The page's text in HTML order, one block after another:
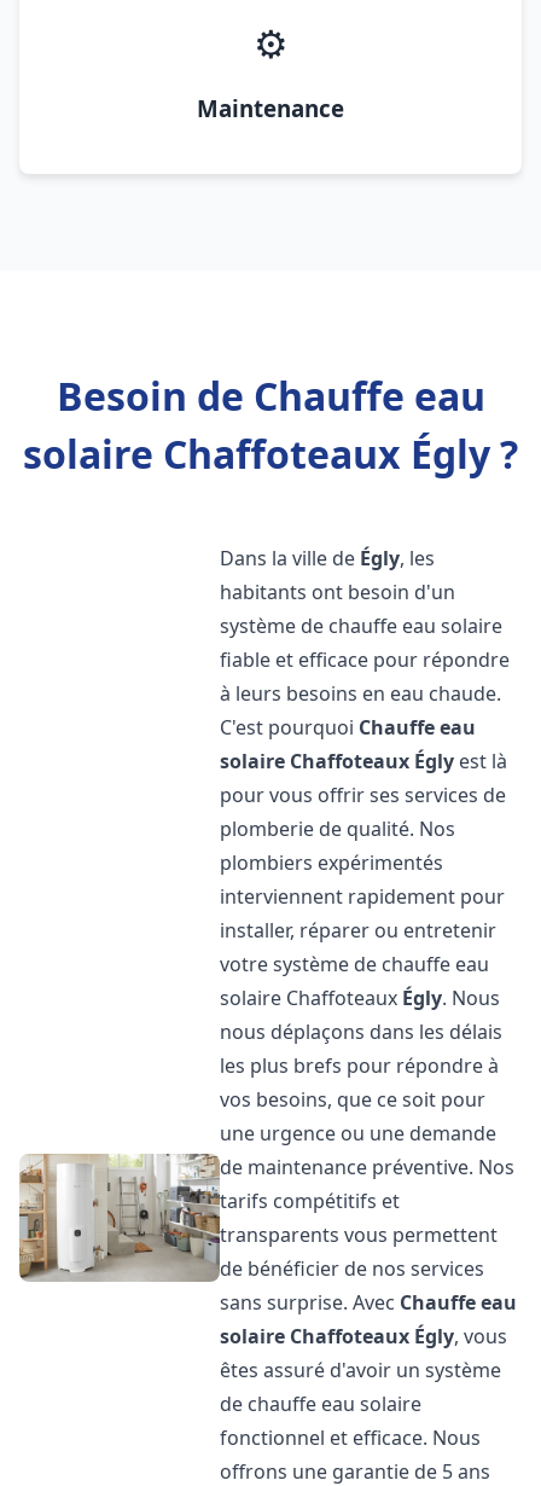
⚙️
Maintenance
Besoin de Chauffe eau
solaire Chaffoteaux Égly ?
Dans la ville de Égly, les
habitants ont besoin d'un
système de chauffe eau solaire
fiable et efficace pour répondre
à leurs besoins en eau chaude.
C'est pourquoi Chauffe eau
solaire Chaffoteaux Égly est là
pour vous offrir ses services de
plomberie de qualité. Nos
plombiers expérimentés
interviennent rapidement pour
installer, réparer ou entretenir
votre système de chauffe eau
solaire Chaffoteaux Égly. Nous
nous déplaçons dans les délais
les plus brefs pour répondre à
vos besoins, que ce soit pour
une urgence ou une demande
de maintenance préventive. Nos
tarifs compétitifs et
transparents vous permettent
de bénéficier de nos services
sans surprise. Avec Chauffe eau
solaire Chaffoteaux Égly, vous
êtes assuré d'avoir un système
de chauffe eau solaire
fonctionnel et efficace. Nous
offrons une garantie de 5 ans